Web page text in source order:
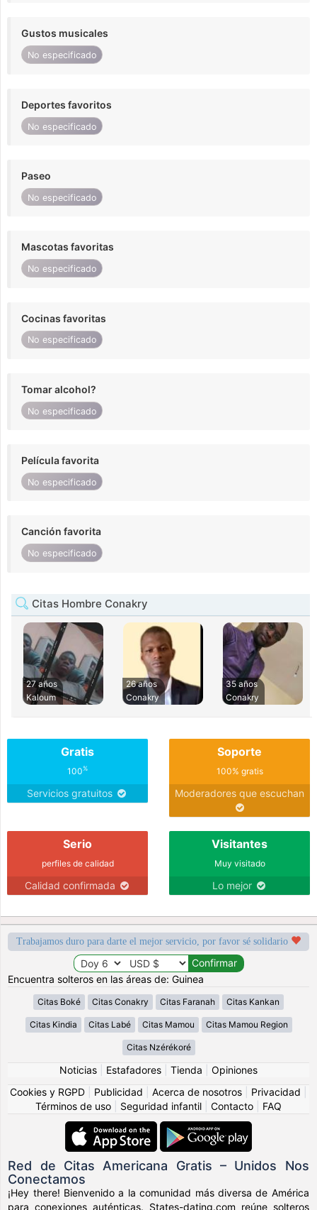
Gustos musicales
No especificado
Deportes favoritos
No especificado
Paseo
No especificado
Mascotas favoritas
No especificado
Cocinas favoritas
No especificado
Tomar alcohol?
No especificado
Película favorita
No especificado
Canción favorita
No especificado
Citas Hombre Conakry
27 años
Kaloum
26 años
Conakry
35 años
Conakry
Gratis
100%
Servicios gratuitos
Soporte
100% gratis
Moderadores que escuchan
Serio
perfiles de calidad
Calidad confirmada
Visitantes
Muy visitado
Lo mejor
Trabajamos duro para darte el mejor servicio, por favor sé solidario
Encuentra solteros en las áreas de: Guinea
Citas Boké Citas Conakry Citas Faranah Citas Kankan
Citas Kindia Citas Labé Citas Mamou Citas Mamou Region
Citas Nzérékoré
Noticias Estafadores Tienda
Opiniones
Cookies y RGPD
Publicidad Acerca de nosotros Privacidad
Términos de uso
Seguridad infantil Contacto FAQ
Red de Citas Americana Gratis – Unidos Nos
Conectamos
¡Hey there! Bienvenido a la comunidad más diversa de América
para conexiones auténticas. States-dating.com reúne solteros